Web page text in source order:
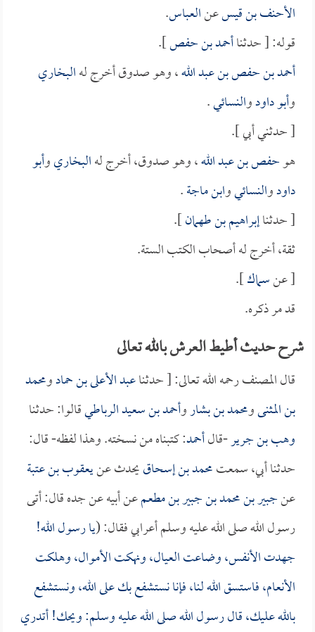
الأحنف بن قيسعنالعباس.
قوله: [ حدثناأحمد بن حفص].
أحمد بن حفص بن عبد الله، وهو صدوق أخرج لهالبخاري
وأبو داودوالنسائي.
[ حدثني أبي ].
هوحفص بن عبد الله، وهو صدوق، أخرج لهالبخاريوأبو
داودوالنسائيوابن ماجة.
[ حدثناإبراهيم بن طهمان].
ثقة، أخرج له أصحاب الكتب الستة.
[ عنسماك].
قد مر ذكره.
شرح حديث أطيط العرش بالله تعالى
قال المصنف رحمه الله تعالى: [ حدثناعبد الأعلى بن حمادومحمد
بن المثنىومحمد بن بشاروأحمد بن سعيد الرباطيقالوا: حدثنا
وهب بن جرير-قالأحمد: كتبناه من نسخته. وهذا لفظه- قال:
حدثنا أبي، سمعتمحمد بن إسحاقيحدث عنيعقوب بن عتبة
عنجبير بن محمد بن جبير بن مطعمعن أبيه عن جده قال: أتى
رسول الله صلى الله عليه وسلم أعرابي فقال: (يا رسول الله!
جهدت الأنفس، وضاعت العيال، ونهكت الأموال، وهلكت
الأنعام، فاستسق الله لنا، فإنا نستشفع بك على الله، ونستشفع
بالله عليك، قال رسول الله صلى الله عليه وسلم: ويحك! أتدري